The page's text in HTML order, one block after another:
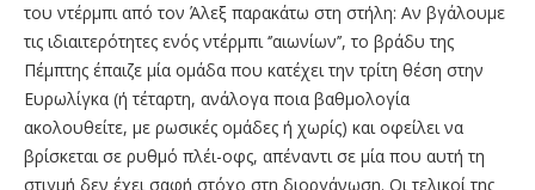
του ντέρμπι από τον Άλεξ παρακάτω στη στήλη: Αν βγάλουμε
τις ιδιαιτερότητες ενός ντέρμπι ‘’αιωνίων’’, το βράδυ της
Πέμπτης έπαιζε μία ομάδα που κατέχει την τρίτη θέση στην
Ευρωλίγκα (ή τέταρτη, ανάλογα ποια βαθμολογία
ακολουθείτε, με ρωσικές ομάδες ή χωρίς) και οφείλει να
βρίσκεται σε ρυθμό πλέι-οφς, απέναντι σε μία που αυτή τη
στιγμή δεν έχει σαφή στόχο στη διοργάνωση. Οι τελικοί της